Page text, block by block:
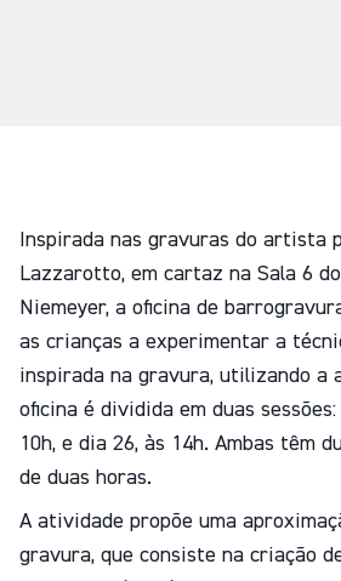
Inspirada nas gravuras do artista
Lazzarotto, em cartaz na Sala 6
Niemeyer, a oficina de
as crianças a experimentar a
inspirada na gravura, utilizando a
oficina é dividida em duas
10h, e dia 26, às 14h. Ambas têm
de duas horas.
A atividade propõe uma
gravura, que consiste na criação